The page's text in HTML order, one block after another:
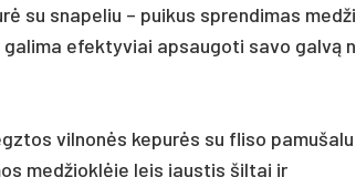
su snapeliu – puikus sprendimas
efektyviai apsaugoti savo galvą
vilnonės kepurės su fliso
medžioklėje leis jaustis šiltai ir